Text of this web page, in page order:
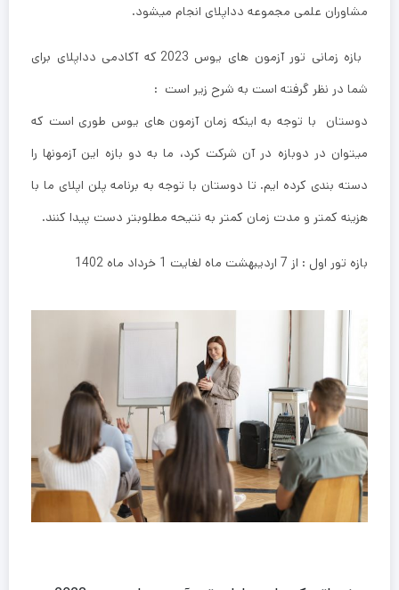
مشاوران علمی مجموعه دداپلای انجام میشود.
بازه زمانی تور آزمون های یوس 2023 که آکادمی دداپلای برای
شما در نظر گرفته است به شرح زیر است :
دوستان با توجه به اینکه زمان آزمون های یوس طوری است که
میتوان در دوبازه در آن شرکت کرد، ما به دو بازه این آزمونها را
دسته بندی کرده ایم. تا دوستان با توجه به برنامه پلن اپلای ما با
هزینه کمتر و مدت زمان کمتر به نتیحه مطلوبتر دست پیدا کنند.
بازه تور اول : از 7 اردیبهشت ماه لغایت 1 خرداد ماه 1402